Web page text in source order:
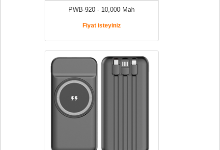
PWB-920 - 10,000 Mah
Fiyat isteyiniz